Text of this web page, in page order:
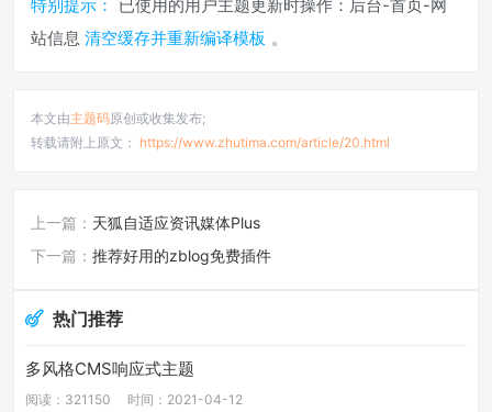
特别提示：
已使用的用户主题更新时操作：后台-首页-网
站信息 清空缓存并重新编译模板 。
本文由主题码原创或收集发布;
转载请附上原文： https://www.zhutima.com/article/20.html
上一篇： 天狐自适应资讯媒体Plus
下一篇： 推荐好用的zblog免费插件
热门推荐
多风格CMS响应式主题
阅读：321150 时间：2021-04-12